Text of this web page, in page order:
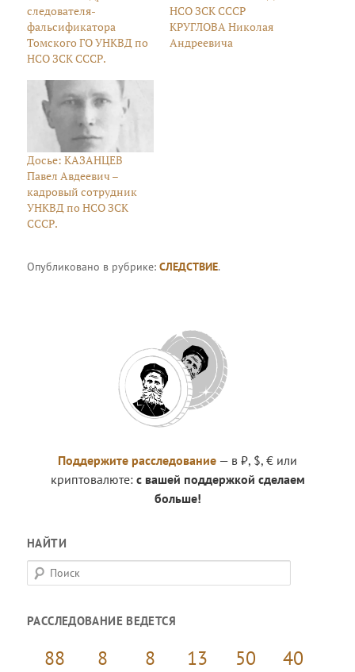
следователя-
фальсификатора
Томского ГО УНКВД по
НСО ЗСК СССР.
НСО ЗСК СССР
КРУГЛОВА Николая
Андреевича
Досье: КАЗАНЦЕВ
Павел Авдеевич –
кадровый сотрудник
УНКВД по НСО ЗСК
СССР.
Опубликовано в рубрике:СЛЕДСТВИЕ.
Поддержите расследование — в ₽, $, € или
криптовалюте: с вашей поддержкой сделаем
больше!
НАЙТИ
П
о
с
РАССЛЕДОВАНИЕ ВЕДЕТСЯ
88 8 8 13 50 41